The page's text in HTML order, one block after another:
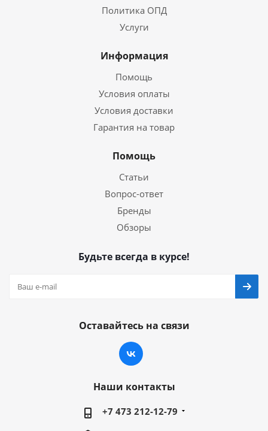
Политика ОПД
Услуги
Информация
Помощь
Условия оплаты
Условия доставки
Гарантия на товар
Помощь
Статьи
Вопрос-ответ
Бренды
Обзоры
Будьте всегда в курсе!
Оставайтесь на связи
Наши контакты
+7 473 212-12-79